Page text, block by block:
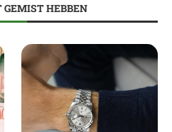
GEMIST HEBBEN